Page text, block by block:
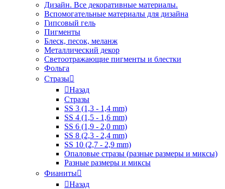
Дизайн. Все декоративные материалы.
Вспомогательные материалы для дизайна
Гипсовый гель
Пигменты
Блеск, песок, меланж
Металлический декор
Светоотражающие пигменты и блестки
Фольга
Стразы
Назад
Стразы
SS 3 (1,3 - 1,4 mm)
SS 4 (1,5 - 1,6 mm)
SS 6 (1,9 - 2,0 mm)
SS 8 (2,3 - 2,4 mm)
SS 10 (2,7 - 2,9 mm)
Опаловые стразы (разные размеры и миксы)
Разные размеры и миксы
Фианиты
Назад